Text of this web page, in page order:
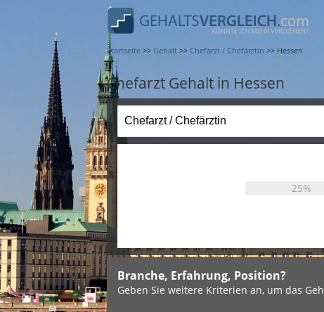
Startseite >> Gehalt >> Chefarzt / Chefärztin >> Hessen
Chefarzt Gehalt in Hessen
25%
Branche, Erfahrung, Position?
Geben Sie weitere Kriterien an, um das